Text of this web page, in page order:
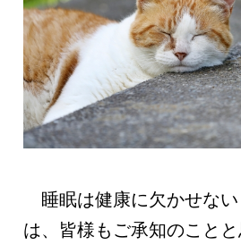
睡眠は健康に欠かせない
は、皆様もご承知のこと